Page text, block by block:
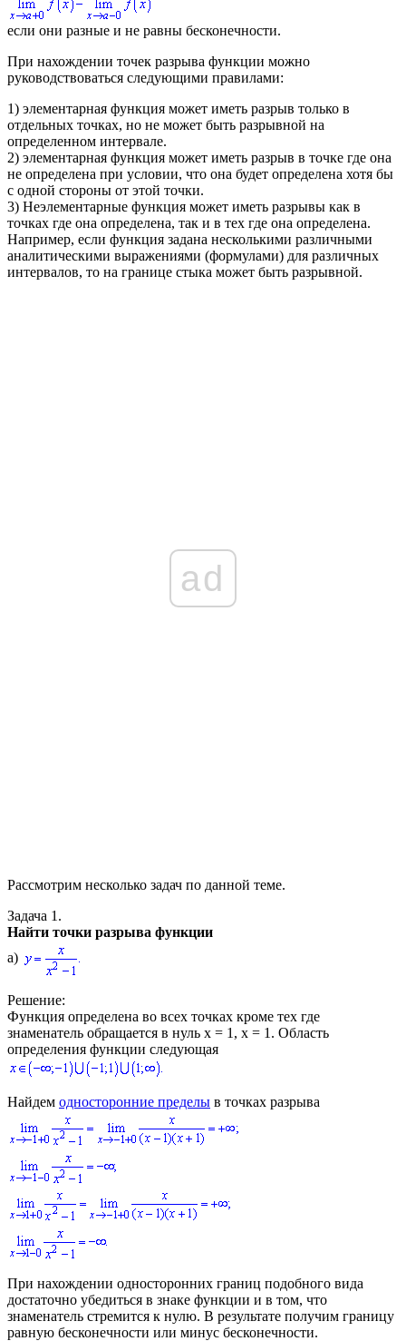
если они разные и не равны бесконечности.
При нахождении точек разрыва функции можно
руководствоваться следующими правилами:
1) элементарная функция может иметь разрыв только в
отдельных точках, но не может быть разрывной на
определенном интервале.
2) элементарная функция может иметь разрыв в точке где она
не определена при условии, что она будет определена хотя бы
с одной стороны от этой точки.
3) Неэлементарные функция может иметь разрывы как в
точках где она определена, так и в тех где она определена.
Например, если функция задана несколькими различными
аналитическими выражениями (формулами) для различных
интервалов, то на границе стыка может быть разрывной.
ad
Рассмотрим несколько задач по данной теме.
Задача 1.
Найти точки разрыва функции
а)
Решение:
Функция определена во всех точках кроме тех где
знаменатель обращается в нуль x = 1, x = 1 . Область
определения функции следующая
Найдем односторонние пределы в точках разрыва
При нахождении односторонних границ подобного вида
достаточно убедиться в знаке функции и в том, что
знаменатель стремится к нулю. В результате получим границу
равную бесконечности или минус бесконечности.